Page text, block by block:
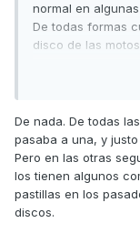
normal en
De todas formas
disco de las
discos igual, por
delante como
ya están fijos
Un Saludo y
De nada. De todas
pasaba a una, y
Pero en las otras
los tienen algunos
pastillas en los
discos.